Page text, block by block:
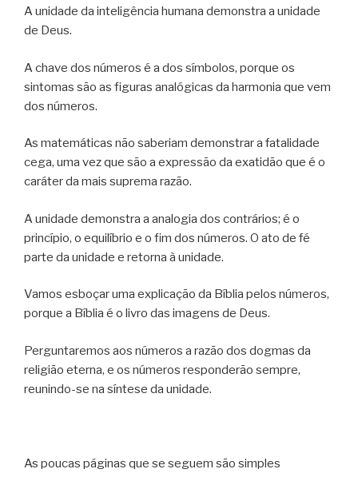
A unidade da inteligência humana demonstra a unidade
de Deus.
A chave dos números é a dos símbolos, porque os
sintomas são as figuras analógicas da harmonia que vem
dos números.
As matemáticas não saberiam demonstrar a fatalidade
cega, uma vez que são a expressão da exatidão que é o
caráter da mais suprema razão.
A unidade demonstra a analogia dos contrários; é o
princípio, o equilíbrio e o fim dos números. O ato de fé
parte da unidade e retorna à unidade.
Vamos esboçar uma explicação da Bíblia pelos números,
porque a Bíblia é o livro das imagens de Deus.
Perguntaremos aos números a razão dos dogmas da
religião eterna, e os números responderão sempre,
reunindo-se na síntese da unidade.
As poucas páginas que se seguem são simples